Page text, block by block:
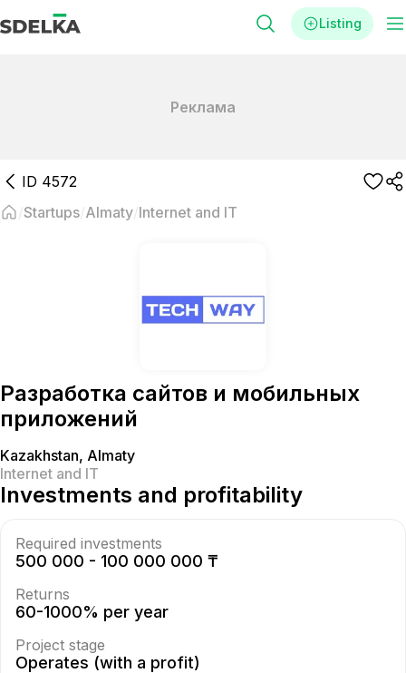
Listing
Реклама
ID 4572
Startups Almaty Internet and IT
Разработка сайтов и мобильных
приложений
Kazakhstan, Almaty
Internet and IT
Investments and profitability
Required investments
500 000 - 100 000 000 ₸
Returns
60-1000% per year
Project stage
Operates (with a profit)